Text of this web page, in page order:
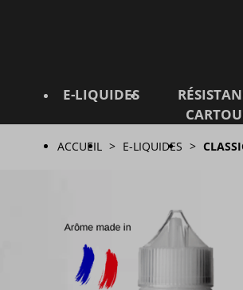
E-LIQUIDES
ACCUEIL E-LIQUIDES